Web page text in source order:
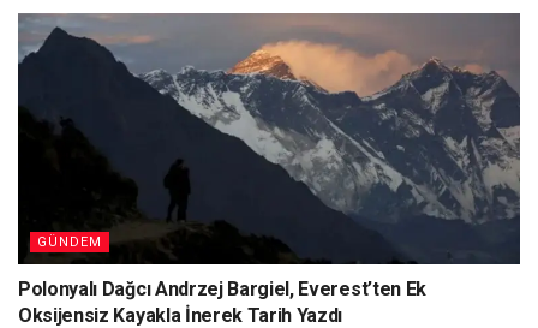
GÜNDEM
Polonyalı Dağcı Andrzej Bargiel, Everest’ten Ek
Oksijensiz Kayakla İnerek Tarih Yazdı